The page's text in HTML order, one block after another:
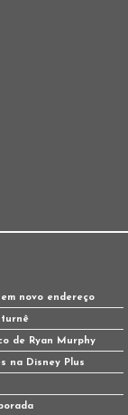
novo endereço
turnê
de Ryan Murphy
na Disney Plus